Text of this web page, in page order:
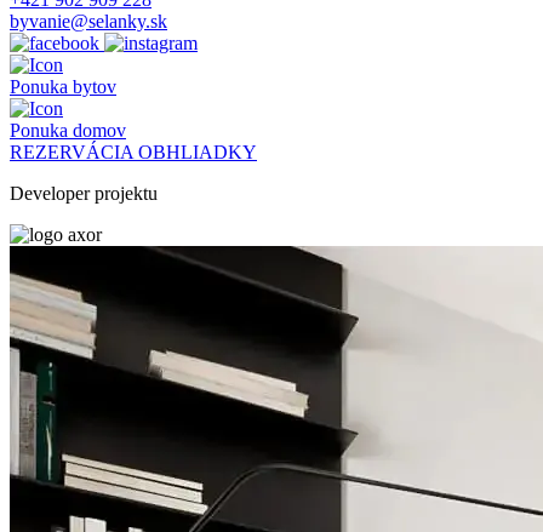
byvanie@selanky.sk
Ponuka bytov
Ponuka domov
REZERVÁCIA OBHLIADKY
Developer projektu